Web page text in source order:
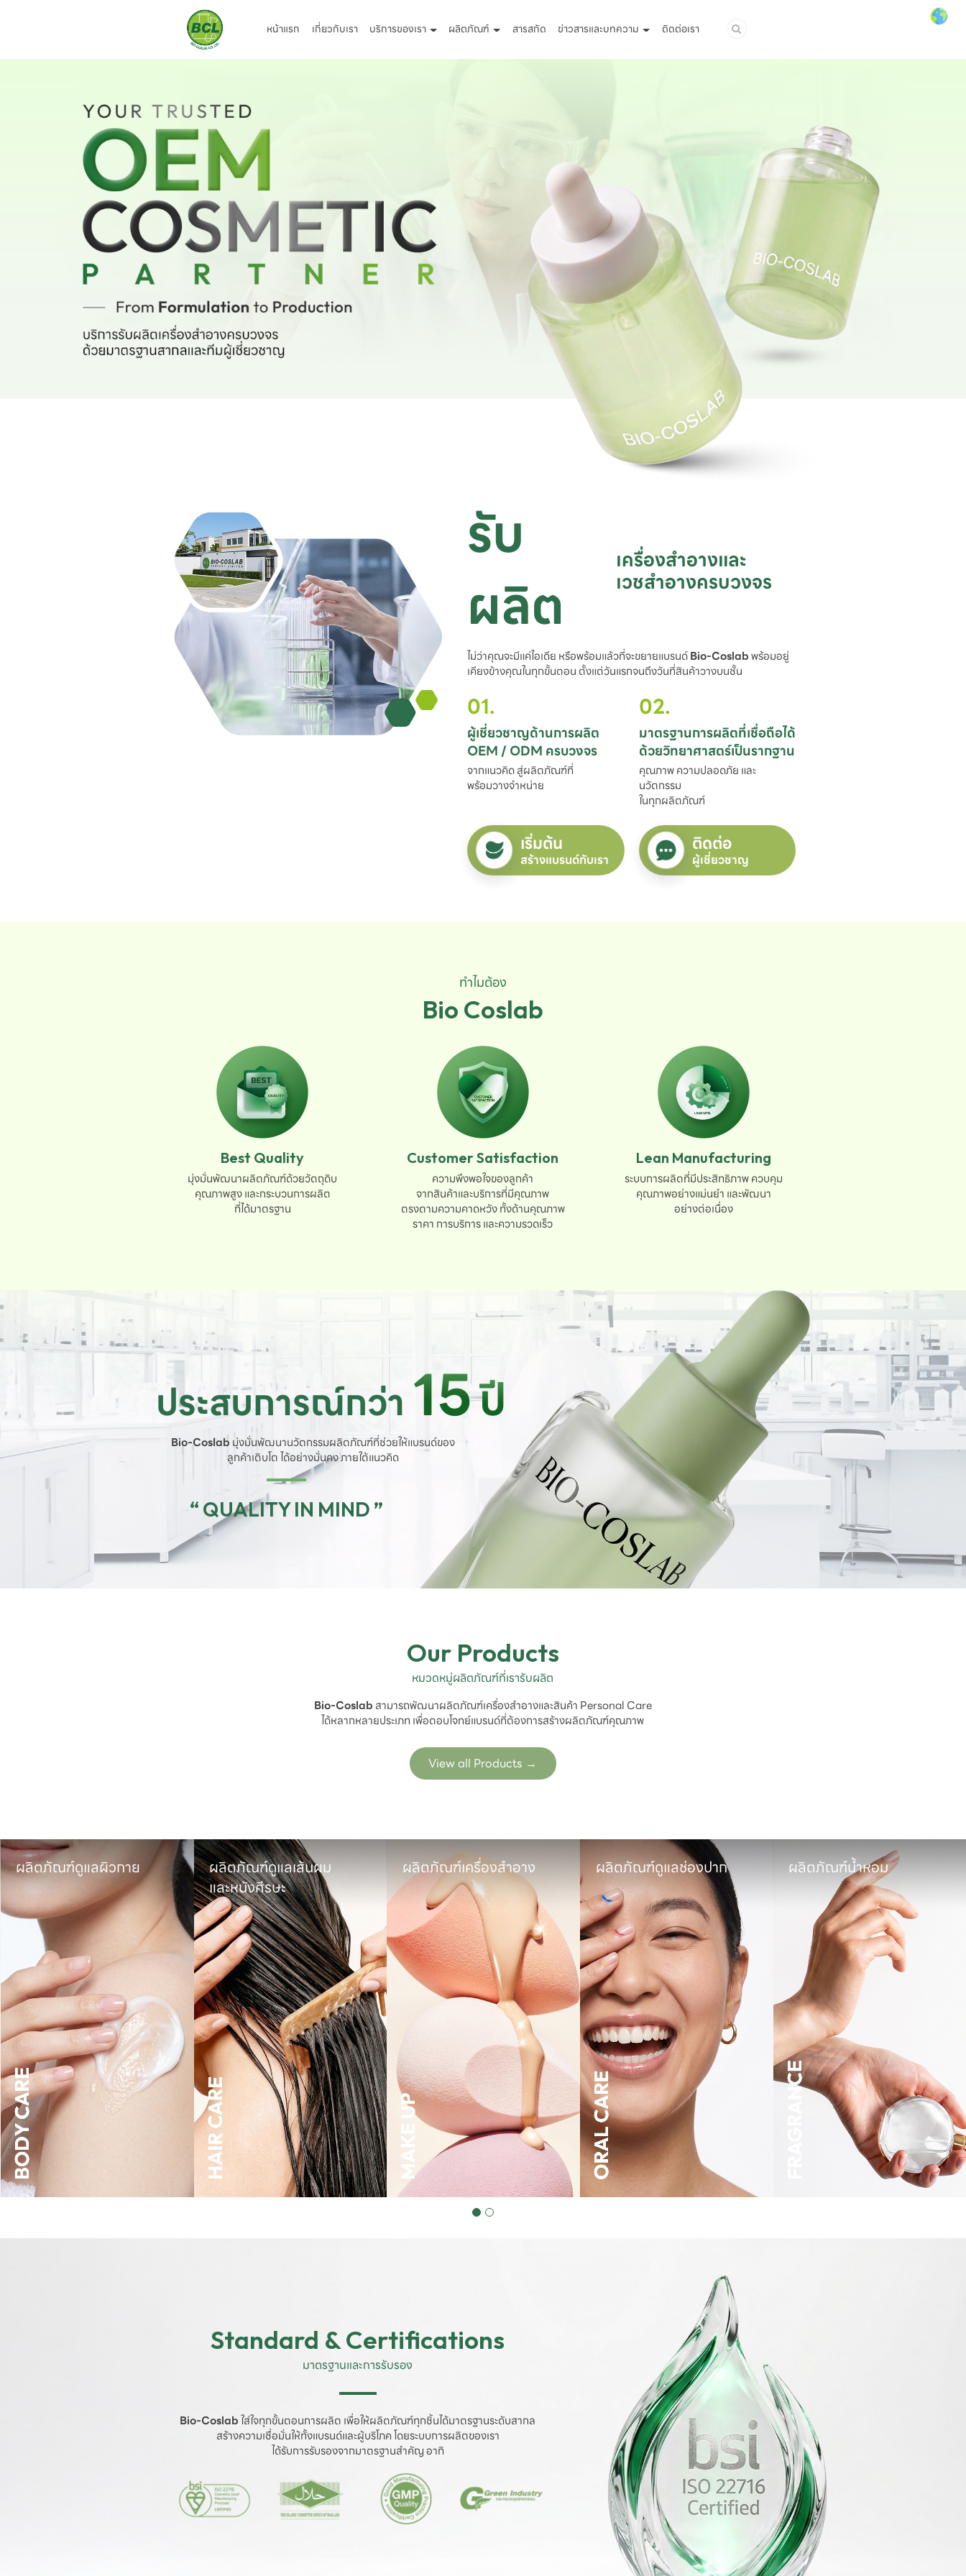
หน้าแรก เกี่ยวกับเรา บริการของเรา ผลิตภัณฑ์ สารสกัด ข่าวสารและบทความ ติดต่อเรา
รับ
ผลิต
เครื่องสำอางและ
เวชสำอางครบวงจร
ไม่ว่าคุณจะมีแค่ไอเดีย หรือพร้อมแล้วที่จะขยายแบรนด์ Bio-Coslab พร้อมอยู่
เคียงข้างคุณในทุกขั้นตอน ตั้งแต่วันแรกจนถึงวันที่สินค้าวางบนชั้น
01.
ผู้เชี่ยวชาญด้านการผลิต
OEM / ODM ครบวงจร
จากแนวคิด สู่ผลิตภัณฑ์ที่
พร้อมวางจำหน่าย
02.
มาตรฐานการผลิตที่เชื่อถือได้
ด้วยวิทยาศาสตร์เป็นรากฐาน
คุณภาพ ความปลอดภัย และ
นวัตกรรม
ในทุกผลิตภัณฑ์
เริ่มต้น
สร้างแบรนด์กับเรา
ติดต่อ
ผู้เชี่ยวชาญ
ทำไมต้อง
Bio Coslab
Best Quality
มุ่งมั่นพัฒนาผลิตภัณฑ์ด้วยวัตถุดิบ
คุณภาพสูง และกระบวนการผลิต
ที่ได้มาตรฐาน
Customer Satisfaction
ความพึงพอใจของลูกค้า
จากสินค้าและบริการที่มีคุณภาพ
ตรงตามความคาดหวัง ทั้งด้านคุณภาพ
ราคา การบริการ และความรวดเร็ว
Lean Manufacturing
ระบบการผลิตที่มีประสิทธิภาพ ควบคุม
คุณภาพอย่างแม่นยำ และพัฒนา
อย่างต่อเนื่อง
ประสบการณ์กว่า 15ปี
Bio-Coslab มุ่งมั่นพัฒนานวัตกรรมผลิตภัณฑ์ที่ช่วยให้แบรนด์ของ
ลูกค้าเติบโต ได้อย่างมั่นคง ภายใต้แนวคิด
“ QUALITY IN MIND ”
Our Products
หมวดหมู่ผลิตภัณฑ์ที่เรารับผลิต
Bio-Coslab สามารถพัฒนาผลิตภัณฑ์เครื่องสำอางและสินค้า Personal Care
ได้หลากหลายประเภท เพื่อตอบโจทย์แบรนด์ที่ต้องการสร้างผลิตภัณฑ์คุณภาพ
View all Products →
ผลิตภัณฑ์ดูแลผิวกาย
ผลิตภัณฑ์ดูแลเส้นผม
และหนังศีรษะ
ผลิตภัณฑ์เครื่องสำอาง ผลิตภัณฑ์ดูแลช่องปาก ผลิตภัณฑ์น้ำหอม
Standard & Certifications
มาตรฐานและการรับรอง
Bio-Coslab ใส่ใจทุกขั้นตอนการผลิต เพื่อให้ผลิตภัณฑ์ทุกชิ้นได้มาตรฐานระดับสากล
สร้างความเชื่อมั่นให้ทั้งแบรนด์และผู้บริโภค โดยระบบการผลิตของเรา
ได้รับการรับรองจากมาตรฐานสำคัญ อาทิ